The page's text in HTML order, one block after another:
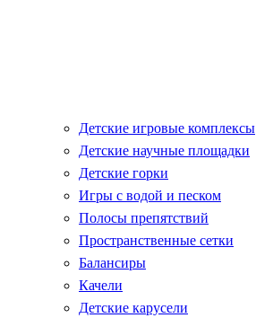
Детские игровые комплексы
Детские научные площадки
Детские горки
Игры с водой и песком
Полосы препятствий
Пространственные сетки
Балансиры
Качели
Детские карусели